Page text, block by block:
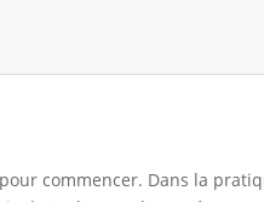
commencer. Dans la